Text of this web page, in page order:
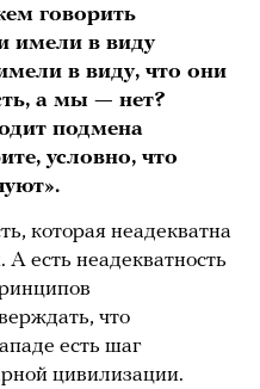
говорить
имели в виду
в виду, что они
а мы — нет?
подмена
условно, что
которая неадекватна
есть неадекватность
что
есть шаг
цивилизации.